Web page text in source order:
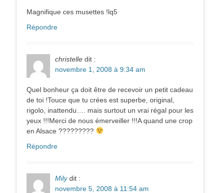
Magnifique ces musettes !lq5
Répondre
christelle dit :
novembre 1, 2008 à 9:34 am
Quel bonheur ça doit être de recevoir un petit cadeau
de toi !Touce que tu crées est superbe, original,
rigolo, inattendu…. mais surtout un vrai régal pour les
yeux !!!Merci de nous émerveiller !!!A quand une crop
en Alsace ?????????
Répondre
Mily dit :
novembre 5, 2008 à 11:54 am